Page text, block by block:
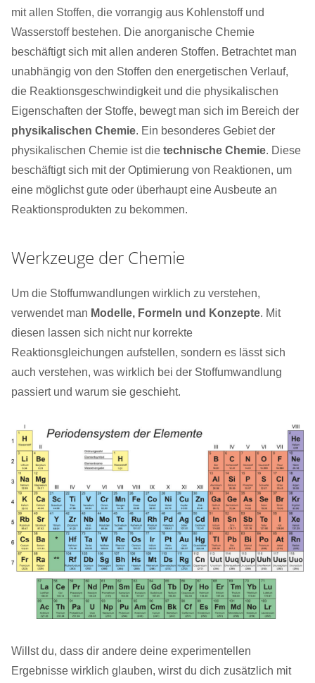
mit allen Stoffen, die vorrangig aus Kohlenstoff und
Wasserstoff bestehen. Die anorganische Chemie
beschäftigt sich mit allen anderen Stoffen. Betrachtet man
unabhängig von den Stoffen den energetischen Verlauf,
die Reaktionsgeschwindigkeit und die physikalischen
Eigenschaften der Stoffe, bewegt man sich im Bereich der
physikalischen Chemie. Ein besonderes Gebiet der
physikalischen Chemie ist die technische Chemie. Diese
beschäftigt sich mit der Optimierung von Reaktionen, um
eine möglichst gute oder überhaupt eine Ausbeute an
Reaktionsprodukten zu bekommen.
Werkzeuge der Chemie
Um die Stoffumwandlungen wirklich zu verstehen,
verwendet man Modelle, Formeln und Konzepte. Mit
diesen lassen sich nicht nur korrekte
Reaktionsgleichungen aufstellen, sondern es lässt sich
auch verstehen, was wirklich bei der Stoffumwandlung
passiert und warum sie geschieht.
Willst du, dass dir andere deine experimentellen
Ergebnisse wirklich glauben, wirst du dich zusätzlich mit